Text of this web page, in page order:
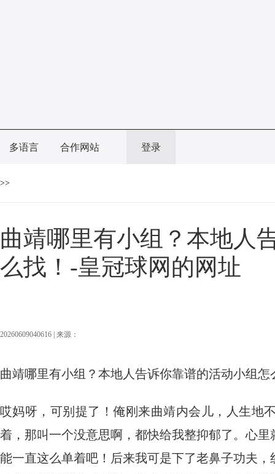
多语言 合作网站 登录
>>
曲靖哪里有小组？本地人
么找！-皇冠球网的网址
20260609040616 | 来源：
曲靖哪里有小组？本地人告诉你靠谱的活动小组怎
哎妈呀，可别提了！俺刚来曲靖内会儿，人生地
着，那叫一个没意思啊，都快给我整抑郁了。心里
能一直这么单着吧！后来我可是下了老鼻子功夫